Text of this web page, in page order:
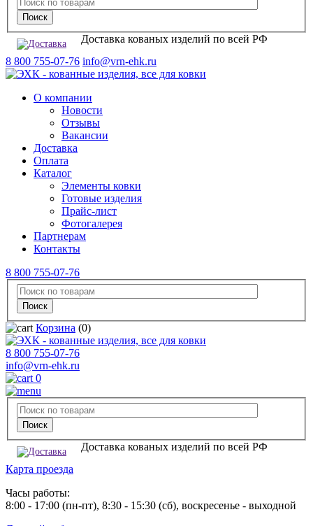
Доставка кованых изделий по всей РФ
8 800 755-07-76 info@vrn-ehk.ru
О компании
Новости
Отзывы
Вакансии
Доставка
Оплата
Каталог
Элементы ковки
Готовые изделия
Прайс-лист
Фотогалерея
Партнерам
Контакты
8 800 755-07-76
Корзина (0)
8 800 755-07-76
info@vrn-ehk.ru
0
Доставка кованых изделий по всей РФ
Карта проезда
Часы работы:
8:00 - 17:00 (пн-пт), 8:30 - 15:30 (сб), воскресенье - выходной